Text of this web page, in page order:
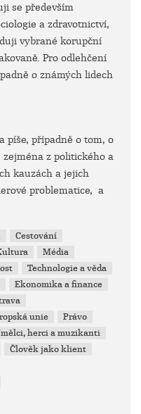
se především
a zdravotnictví,
vybrané korupční
Pro odlehčení
o známých lidech
píše, případně o tom, o
zejména z politického a
kauzách a jejich
problematice, a
Cestování
Média
Technologie a věda
Ekonomika a finance
unie
Právo
herci a muzikanti
Člověk jako klient